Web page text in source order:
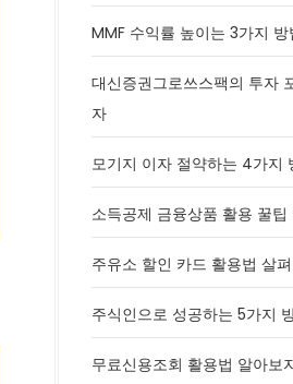
MMF 수익률 높이는 3가지 방
대신증권그로쓰스팩의 투자
자
모기지 이자 절약하는 4가지
소득공제 금융상품 활용 꿀팁
주유소 할인 카드 활용법 살
주식인으로 성공하는 5가지
무료신용조회 활용법 알아보